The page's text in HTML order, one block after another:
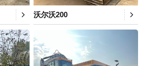
沃尔沃200